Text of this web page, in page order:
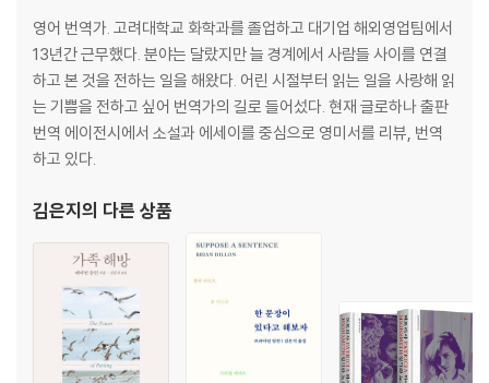
영어 번역가. 고려대학교 화학과를 졸업하고 대기업 해외영업팀에서
13년간 근무했다. 분야는 달랐지만 늘 경계에서 사람들 사이를 연결
하고 본 것을 전하는 일을 해왔다. 어린 시절부터 읽는 일을 사랑해 읽
는 기쁨을 전하고 싶어 번역가의 길로 들어섰다. 현재 글로하나 출판
번역 에이전시에서 소설과 에세이를 중심으로 영미서를 리뷰, 번역
하고 있다.
김은지 의 다른 상품